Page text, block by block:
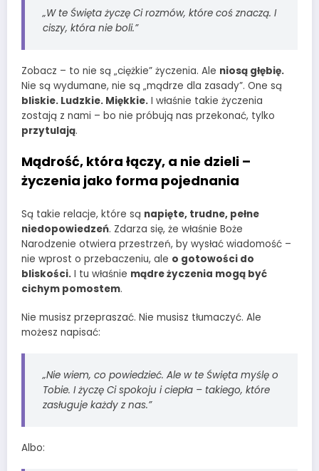
„W te Święta życzę Ci rozmów, które coś znaczą. I
ciszy, która nie boli.”
Zobacz – to nie są „ciężkie” życzenia. Ale niosą głębię.
Nie są wydumane, nie są „mądrze dla zasady”. One są
bliskie. Ludzkie. Miękkie. I właśnie takie życzenia
zostają z nami – bo nie próbują nas przekonać, tylko
przytulają.
Mądrość, która łączy, a nie dzieli –
życzenia jako forma pojednania
Są takie relacje, które są napięte, trudne, pełne
niedopowiedzeń. Zdarza się, że właśnie Boże
Narodzenie otwiera przestrzeń, by wysłać wiadomość –
nie wprost o przebaczeniu, ale o gotowości do
bliskości. I tu właśnie mądre życzenia mogą być
cichym pomostem.
Nie musisz przepraszać. Nie musisz tłumaczyć. Ale
możesz napisać:
„Nie wiem, co powiedzieć. Ale w te Święta myślę o
Tobie. I życzę Ci spokoju i ciepła – takiego, które
zasługuje każdy z nas.”
Albo: